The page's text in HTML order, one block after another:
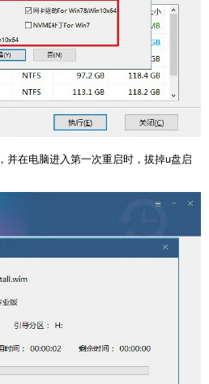
并在电脑进入第一次重启时，拔掉u盘启